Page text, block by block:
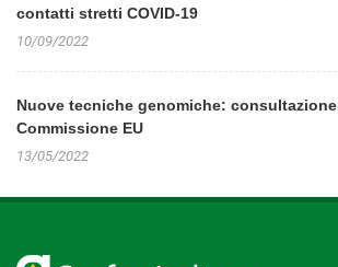
contatti stretti COVID-19
10/09/2022
Nuove tecniche genomiche:
Commissione EU
13/05/2022